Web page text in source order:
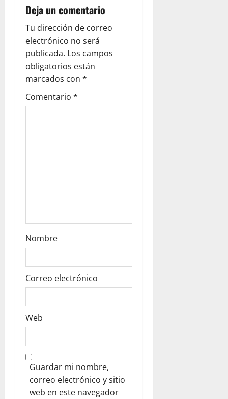
i
g
a
t
i
Deja un comentario
Tu dirección de correo
electrónico no será
publicada. Los campos
obligatorios están
marcados con *
Comentario *
Nombre
Correo electrónico
Web
Guardar mi nombre,
correo electrónico y sitio
web en este navegador